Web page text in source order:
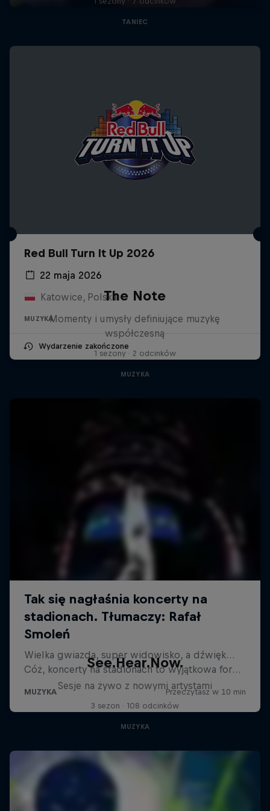
TANIEC
Red Bull Turn It Up 2026
22 maja 2026
Katowice, Polska
MUZYKA
Wydarzenie zakończone
The Note
Momenty i umysły definiujące muzykę
współczesną
1 sezony · 2 odcinków
MUZYKA
See.Hear.Now.
Sesje na żywo z nowymi artystami
3 sezon · 108 odcinków
MUZYKA